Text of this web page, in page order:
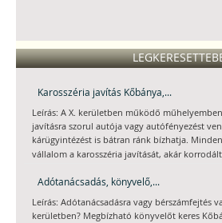
Karosszéria javítás Kőbánya,...
Leírás: A X. kerületben működő
javításra szorul autója vagy autófényezést
kárügyintézést is bátran ránk bízhatja.
vállalom a karosszéria javítását, akár
Adótanácsadás, könyvelő,...
Leírás: Adótanácsadásra vagy bérszámfejtés
kerületben? Megbízható könyvelőt keres